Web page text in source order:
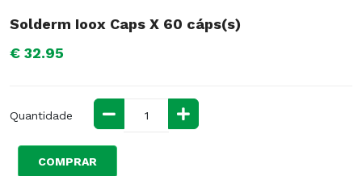
Solderm Ioox Caps X 60 cáps(s)
€ 32.95
Quantidade
COMPRAR